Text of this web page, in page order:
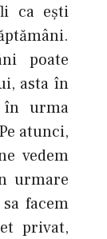
ca ești
poate
asta în
urma
atunci,
vedem
urmare
facem
privat,